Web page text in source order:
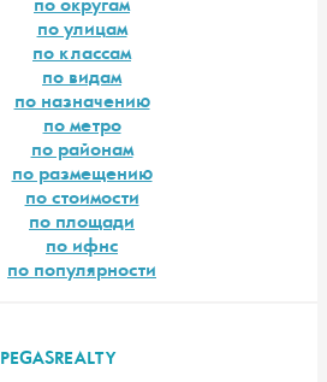
по округам
по улицам
по классам
по видам
по назначению
по метро
по районам
по размещению
по стоимости
по площади
по ифнс
по популярности
PEGASREALTY